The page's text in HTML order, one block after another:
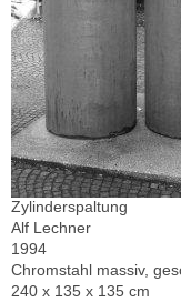
Zylinderspaltung
Alf Lechner
1994
Chromstahl massiv,
240 x 135 x 135 cm